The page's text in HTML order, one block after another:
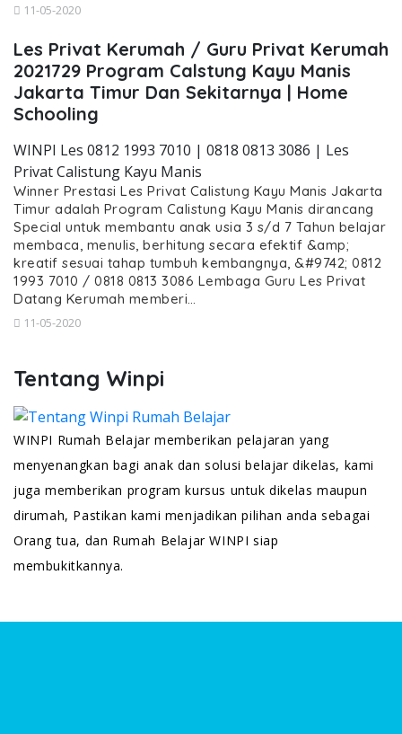
11-05-2020
Les Privat Kerumah / Guru Privat Kerumah
2021729 Program Calstung Kayu Manis
Jakarta Timur Dan Sekitarnya | Home
Schooling
WINPI Les 0812 1993 7010 | 0818 0813 3086 | Les
Privat Calistung Kayu Manis
Winner Prestasi Les Privat Calistung Kayu Manis Jakarta
Timur adalah Program Calistung Kayu Manis dirancang
Special untuk membantu anak usia 3 s/d 7 Tahun belajar
membaca, menulis, berhitung secara efektif &amp;
kreatif sesuai tahap tumbuh kembangnya, &#9742; 0812
1993 7010 / 0818 0813 3086 Lembaga Guru Les Privat
Datang Kerumah memberi…
11-05-2020
Tentang Winpi
WINPI Rumah Belajar memberikan pelajaran yang
menyenangkan bagi anak dan solusi belajar dikelas, kami
juga memberikan program kursus untuk dikelas maupun
dirumah, Pastikan kami menjadikan pilihan anda sebagai
Orang tua, dan Rumah Belajar WINPI siap
membukitkannya.